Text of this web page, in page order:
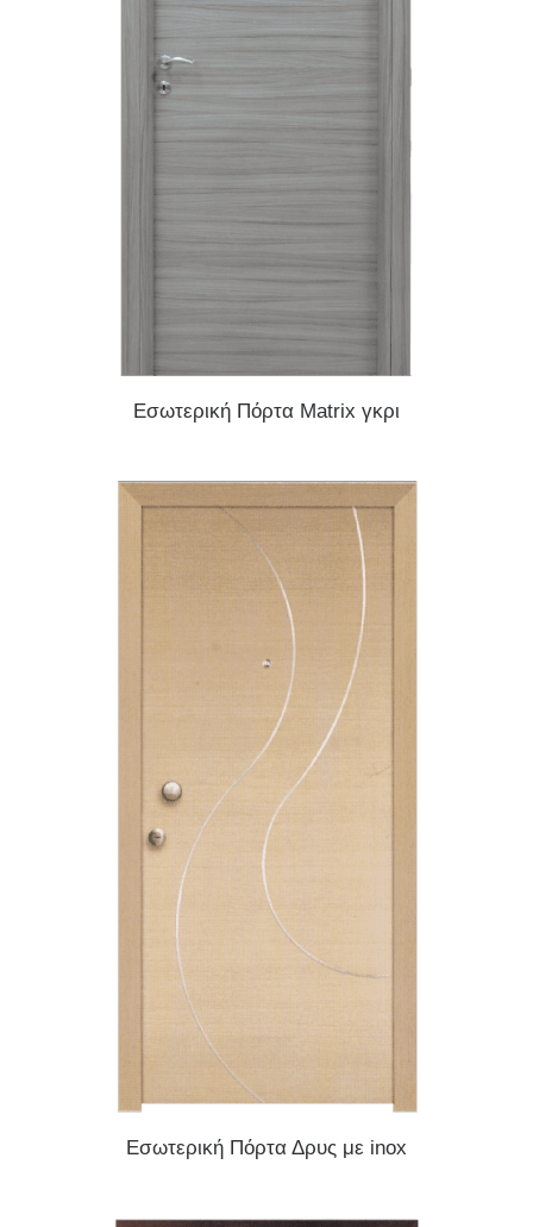
READ MORE
Εσωτερική Πόρτα Matrix γκρι
READ MORE
Εσωτερική Πόρτα Δρυς με inox